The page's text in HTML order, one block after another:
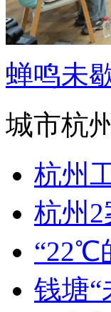
蝉鸣未
城市杭州
杭州
杭州
“22℃
钱塘“